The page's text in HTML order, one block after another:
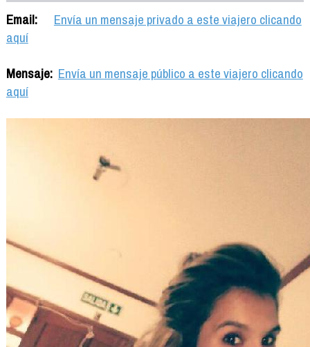
Email:
Envía un mensaje privado a este viajero clicando
aquí
Mensaje: Envía un mensaje público a este viajero clicando
aquí